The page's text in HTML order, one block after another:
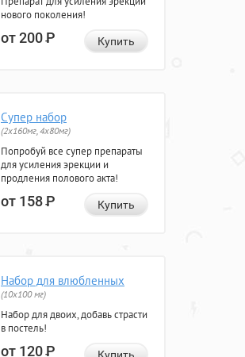
нового поколения!
от 200Р Купить
Супер набор
(2х160мг, 4х80мг)
Попробуй все супер препараты
для усиления эрекции и
продления полового акта!
от 158Р Купить
Набор для влюбленных
(10х100 мг)
Набор для двоих, добавь страсти
в постель!
от 120Р